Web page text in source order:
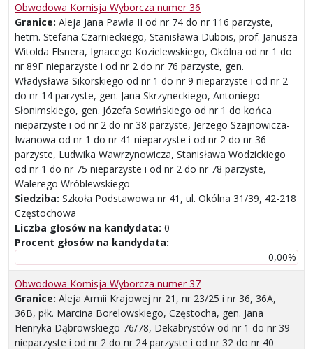
Obwodowa Komisja Wyborcza numer 36
Granice: Aleja Jana Pawła II od nr 74 do nr 116 parzyste,
hetm. Stefana Czarnieckiego, Stanisława Dubois, prof. Janusza
Witolda Elsnera, Ignacego Kozielewskiego, Okólna od nr 1 do
nr 89F nieparzyste i od nr 2 do nr 76 parzyste, gen.
Władysława Sikorskiego od nr 1 do nr 9 nieparzyste i od nr 2
do nr 14 parzyste, gen. Jana Skrzyneckiego, Antoniego
Słonimskiego, gen. Józefa Sowińskiego od nr 1 do końca
nieparzyste i od nr 2 do nr 38 parzyste, Jerzego Szajnowicza-
Iwanowa od nr 1 do nr 41 nieparzyste i od nr 2 do nr 36
parzyste, Ludwika Wawrzynowicza, Stanisława Wodzickiego
od nr 1 do nr 75 nieparzyste i od nr 2 do nr 78 parzyste,
Walerego Wróblewskiego
Siedziba: Szkoła Podstawowa nr 41, ul. Okólna 31/39, 42-218
Częstochowa
Liczba głosów na kandydata: 0
Procent głosów na kandydata:
0,00%
Obwodowa Komisja Wyborcza numer 37
Granice: Aleja Armii Krajowej nr 21, nr 23/25 i nr 36, 36A,
36B, płk. Marcina Borelowskiego, Częstocha, gen. Jana
Henryka Dąbrowskiego 76/78, Dekabrystów od nr 1 do nr 39
nieparzyste i od nr 2 do nr 24 parzyste i od nr 32 do nr 40